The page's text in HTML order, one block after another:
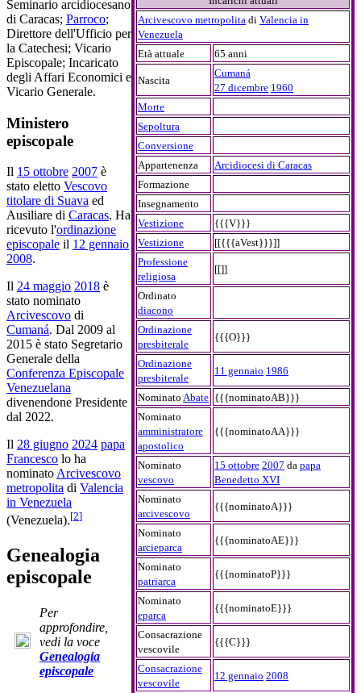
Arcivescovo metropolita di Valencia in
Venezuela
Età attuale
65 anni
Nascita
Cumaná
27 dicembre 1960
Morte
Sepoltura
Conversione
Appartenenza
Arcidiocesi di Caracas
Formazione
Insegnamento
Vestizione
{{{V}}}
Vestizione
[[{{{aVest}}}]]
Professione
religiosa
[[]]
Ordinato
diacono
Ordinazione
presbiterale
{{{O}}}
Ordinazione
presbiterale
11 gennaio 1986
Nominato Abate {{{nominatoAB}}}
Nominato
amministratore
apostolico
{{{nominatoAA}}}
Nominato
vescovo
15 ottobre 2007 da papa
Benedetto XVI
Nominato
arcivescovo
{{{nominatoA}}}
Nominato
arcieparca
{{{nominatoAE}}}
Nominato
patriarca
{{{nominatoP}}}
Nominato
eparca
{{{nominatoE}}}
Consacrazione
vescovile
{{{C}}}
Consacrazione
vescovile
12 gennaio 2008
Seminario arcidiocesano
di Caracas; Parroco;
Direttore dell'Ufficio per
la Catechesi; Vicario
Episcopale; Incaricato
degli Affari Economici e
Vicario Generale.
Ministero
episcopale
Il 15 ottobre 2007 è
stato eletto Vescovo
titolare di Suava ed
Ausiliare di Caracas. Ha
ricevuto l'ordinazione
episcopale il 12 gennaio
2008.
Il 24 maggio 2018 è
stato nominato
Arcivescovo di
Cumaná. Dal 2009 al
2015 è stato Segretario
Generale della
Conferenza Episcopale
Venezuelana
divenendone Presidente
dal 2022.
Il 28 giugno 2024 papa
Francesco lo ha
nominato Arcivescovo
metropolita di Valencia
in Venezuela
(Venezuela).[2]
Genealogia
episcopale
Per
approfondire,
vedi la voce
Genealogia
episcopale